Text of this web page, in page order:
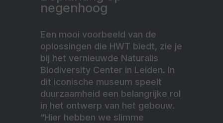
negenhoog
Een mooi voorbeeld van de
oplossingen die HWT biedt, zie je
bij het vernieuwde Naturalis
Biodiversity Center in Leiden. In
dit iconische museum speelt
duurzaamheid een belangrijke rol
in het ontwerp van het gebouw.
“Hier hebben we slimme